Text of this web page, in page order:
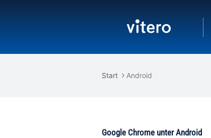
Start Android
Google Chrome unter Android